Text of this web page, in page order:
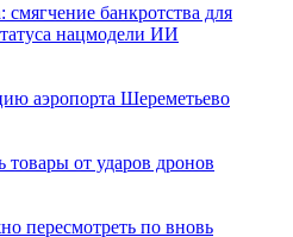
смягчение банкротства для
нацмодели ИИ
аэропорта Шереметьево
товары от ударов дронов
пересмотреть по вновь